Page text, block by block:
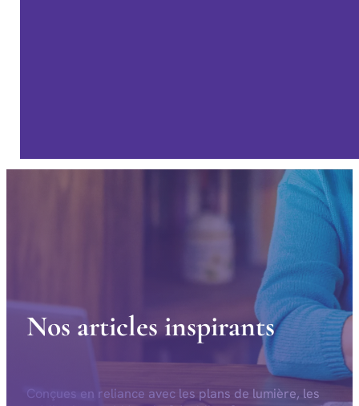
Nos articles inspirants
Conçues en reliance avec les plans de lumière, les